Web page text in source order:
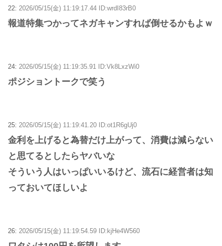
22: 2026/05/15(金) 11:19:17.44 ID:wrdI83rB0
報道特集つかってネガキャンすれば倒せるかもよｗ
24: 2026/05/15(金) 11:19:35.91 ID:Vk8LxzWi0
ポジショントークで笑う
25: 2026/05/15(金) 11:19:41.20 ID:ot1R6gUj0
金利を上げると為替だけ上がって、消費は減らない
と思てるとしたらヤバいな
そういう人はいっぱいいるけど、流石に経営者は知
っておいてほしいよ
26: 2026/05/15(金) 11:19:54.59 ID:kjHe4W560